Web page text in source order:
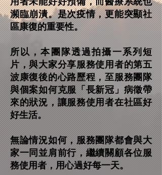
瀕臨崩潰。是次疫情，更能突顯社
區康復的重要性。
所以，本團隊透過拍攝一系列短
片，與大家分享服務使用者的第五
波康復後的心路歷程，至服務團隊
與個案如何克服「長新冠」病徵帶
來的狀況，讓服務使用者在社區好
好生活。
無論情況如何，服務團隊都會與大
家一同並肩前行，繼續關顧各位服
務使用者，用心過好每一天。